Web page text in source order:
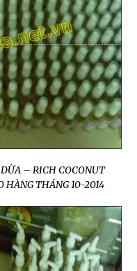
– RICH COCONUT
HÀNG THÁNG 10-2014